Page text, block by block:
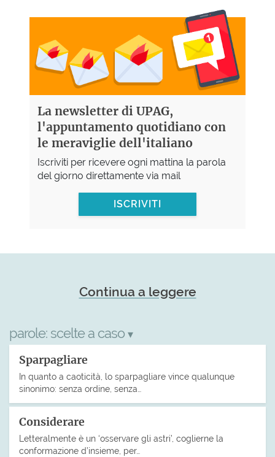
La newsletter di UPAG,
l'appuntamento quotidiano con
le meraviglie dell'italiano
Iscriviti per ricevere ogni mattina la parola
del giorno direttamente via mail
ISCRIVITI
Continua a leggere
parole: scelte a caso ▾
Sparpagliare
In quanto a caoticità, lo sparpagliare vince qualunque
sinonimo: senza ordine, senza…
Considerare
Letteralmente è un ‘osservare gli astri’, coglierne la
conformazione d’insieme, per…